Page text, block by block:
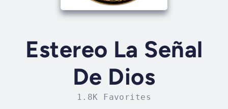
Estereo La Señal
De Dios
1.8K Favorites